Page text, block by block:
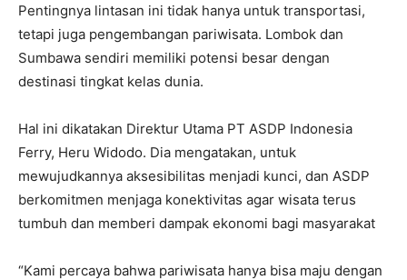
Pentingnya lintasan ini tidak hanya untuk transportasi,
tetapi juga pengembangan pariwisata. Lombok dan
Sumbawa sendiri memiliki potensi besar dengan
destinasi tingkat kelas dunia.
Hal ini dikatakan Direktur Utama PT ASDP Indonesia
Ferry, Heru Widodo. Dia mengatakan, untuk
mewujudkannya aksesibilitas menjadi kunci, dan ASDP
berkomitmen menjaga konektivitas agar wisata terus
tumbuh dan memberi dampak ekonomi bagi masyarakat
“Kami percaya bahwa pariwisata hanya bisa maju dengan